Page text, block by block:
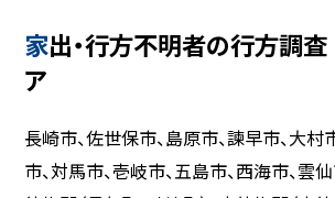
家出・行方不明者の行方調査 長崎県エリ
ア
長崎市、佐世保市、島原市、諫早市、大村
市、対馬市、壱岐市、五島市、西海市、雲